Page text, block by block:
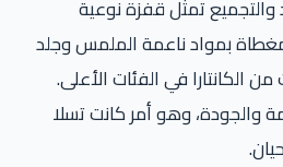
تمثل قفزة نوعية
بمواد ناعمة الملمس وجلد
الكانتارا في الفئات الأعلى.
والجودة، وهو أمر كانت تسلا